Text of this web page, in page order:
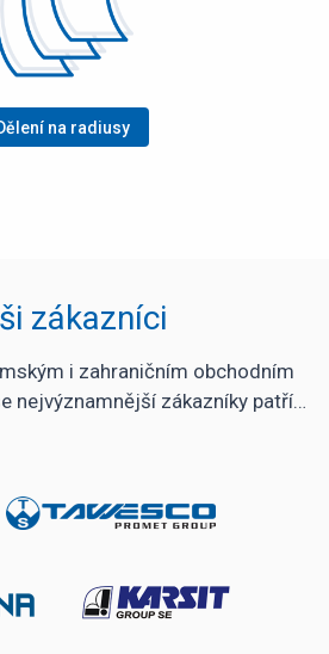
na radiusy
zákazníci
i zahraničním obchodním
nejvýznamnější zákazníky patří…